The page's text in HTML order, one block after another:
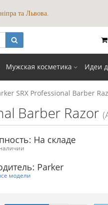
та Львова.
Мужская косметика Идеи
SRX Professional Barber
Barber Razor
На складе
Parker
модели